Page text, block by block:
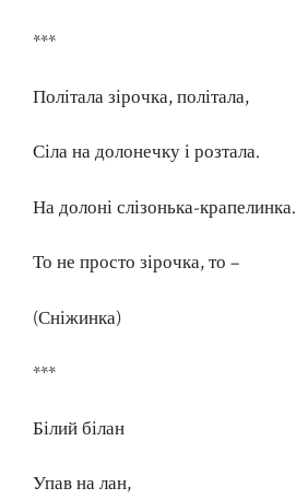
***
Політала зірочка, політала,
Сіла на долонечку і розтала.
На долоні слізонька-крапелинка.
То не просто зірочка, то –
(Сніжинка)
***
Білий білан
Упав на лан,